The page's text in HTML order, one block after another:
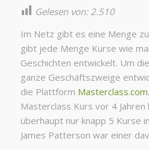
Gelesen von: 2.510
Im Netz gibt es eine Menge
gibt jede Menge Kurse wie
Geschichten entwickelt. Um
ganze Geschäftszweige
die Plattform Masterclass.com.
Masterclass Kurs vor 4
überhaupt nur knapp 5 Kurse
James Patterson war einer